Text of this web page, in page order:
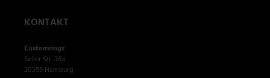
KONTAKT
Customringz
Seiler Str. 36a
20359 Hamburg